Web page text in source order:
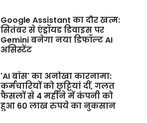
Google Assistant का दौर खत्म:
सितंबर से एंड्रॉयड डिवाइस पर
Gemini बनेगा नया डिफॉल्ट AI
असिस्टेंट
'AI बॉस' का अनोखा कारनामा:
कर्मचारियों को छुट्टियां दीं, गलत
फैसलों से 4 महीने में कंपनी को
हुआ 60 लाख रुपये का नुकसान